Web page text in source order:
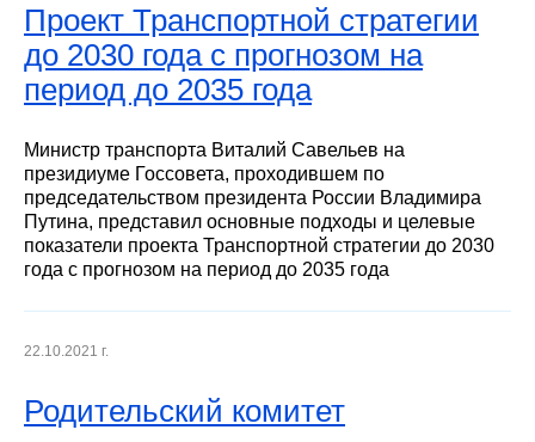
Проект Транспортной стратегии
до 2030 года с прогнозом на
период до 2035 года
Министр транспорта Виталий Савельев на
президиуме Госсовета, проходившем по
председательством президента России Владимира
Путина, представил основные подходы и целевые
показатели проекта Транспортной стратегии до 2030
года с прогнозом на период до 2035 года
22.10.2021 г.
Родительский комитет